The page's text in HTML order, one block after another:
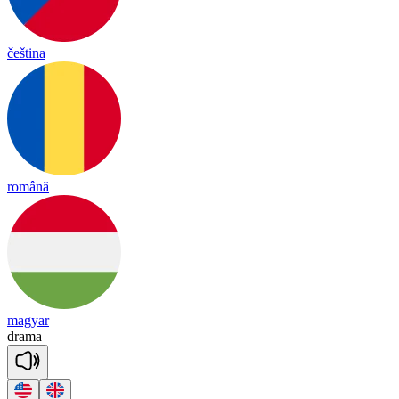
čeština
română
magyar
drama